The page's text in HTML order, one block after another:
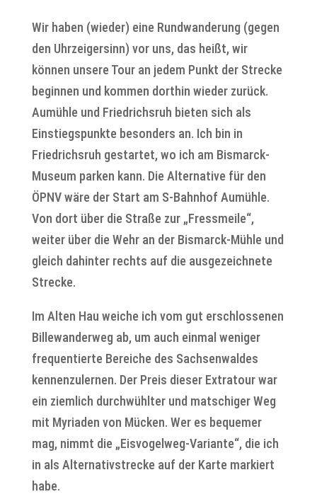
Wir haben (wieder) eine Rundwanderung (gegen
den Uhrzeigersinn) vor uns, das heißt, wir
können unsere Tour an jedem Punkt der Strecke
beginnen und kommen dorthin wieder zurück.
Aumühle und Friedrichsruh bieten sich als
Einstiegspunkte besonders an. Ich bin in
Friedrichsruh gestartet, wo ich am Bismarck-
Museum parken kann. Die Alternative für den
ÖPNV wäre der Start am S-Bahnhof Aumühle.
Von dort über die Straße zur „Fressmeile“,
weiter über die Wehr an der Bismarck-Mühle und
gleich dahinter rechts auf die ausgezeichnete
Strecke.
Im Alten Hau weiche ich vom gut erschlossenen
Billewanderweg ab, um auch einmal weniger
frequentierte Bereiche des Sachsenwaldes
kennenzulernen. Der Preis dieser Extratour war
ein ziemlich durchwühlter und matschiger Weg
mit Myriaden von Mücken. Wer es bequemer
mag, nimmt die „Eisvogelweg-Variante“, die ich
in als Alternativstrecke auf der Karte markiert
habe.